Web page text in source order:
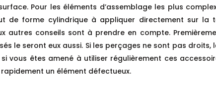
Pour les éléments d’assemblage les plus
de forme cylindrique à appliquer directement sur la
autres conseils sont à prendre en compte.
le seront eux aussi. Si les perçages ne sont pas
vous êtes amené à utiliser régulièrement ces
un élément défectueux.